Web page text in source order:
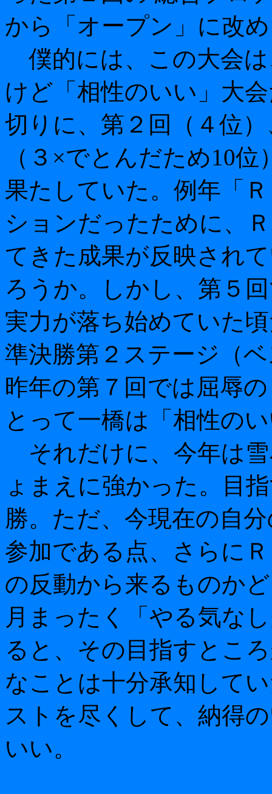
から「オープン」に改
僕的には、この大会
けど「相性のいい」大
切りに、第２回（４位
（３×でとんだため10
果たしていた。例年「
ションだったために、
てきた成果が反映され
ろうか。しかし、第５
実力が落ち始めていた
準決勝第２ステージ（
昨年の第７回では屈辱
とって一橋は「相性の
それだけに、今年は
ょまえに強かった。目
勝。ただ、今現在の自
参加である点、さらに
の反動から来るものか
月まったく「やる気な
ると、その目指すとこ
なことは十分承知して
ストを尽くして、納得
いい。